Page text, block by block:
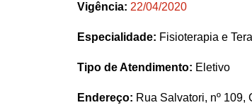
Vigência: 22/04/2020
Especialidade: Fisioterapia e
Tipo de Atendimento: Eletivo
Endereço: Rua Salvatori, nº